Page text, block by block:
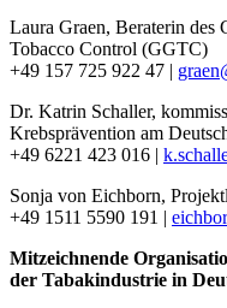
Laura Graen, Beraterin des
Tobacco Control (GGTC)
+49 157 725 922 47 |
Dr. Katrin Schaller,
Krebsprävention am
+49 6221 423 016 |
Sonja von Eichborn,
+49 1511 5590 191 |
Mitzeichnende
der Tabakindustrie in